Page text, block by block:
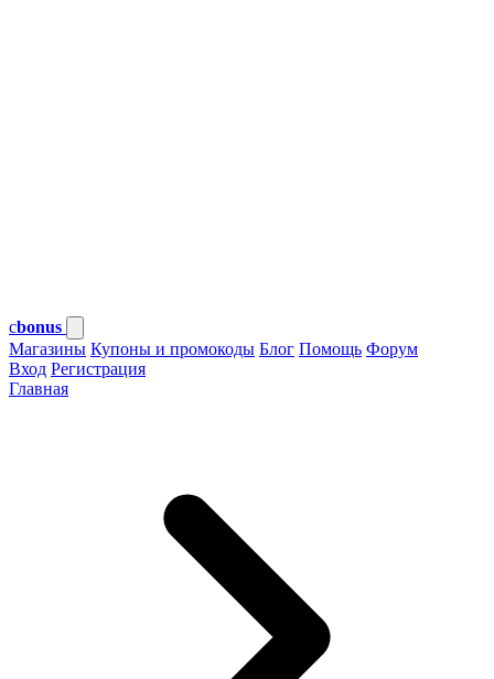
cbonus
Магазины Купоны и промокоды Блог Помощь Форум
Вход Регистрация
Главная